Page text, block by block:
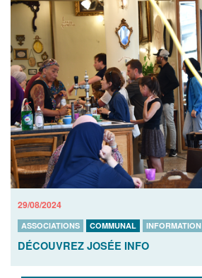
29/08/2024
ASSOCIATIONS COMMUNAL INFORMATION
DÉCOUVREZ JOSÉE INFO